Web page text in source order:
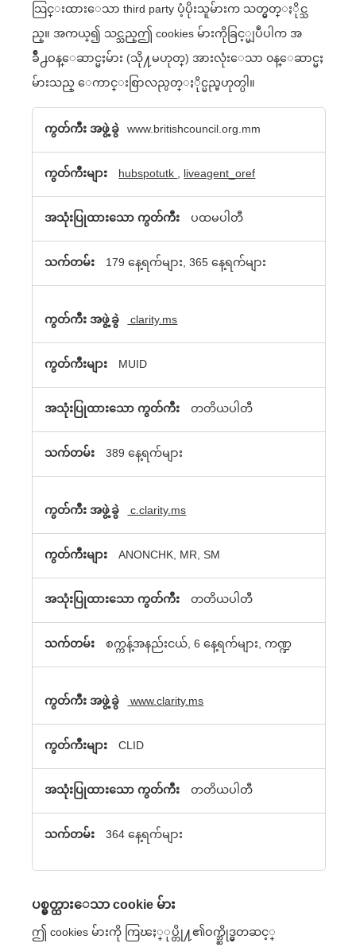
သြင္းထားေသာ third party ပံ့ပိုးသူမ်ားက သတ္မွတ္ႏိုင္သ
ည္။ အကယ္၍ သင္သည္ဤ cookies မ်ားကိုခြင့္မျပဳပါက အ
ခ်ိဳ႕ဝန္ေဆာင္မႈမ်ား (သို႔မဟုတ္) အားလုံးေသာ ၀န္ေဆာင္မႈ
မ်ားသည္ ေကာင္းစြာလည္ပတ္ႏိုင္မည္မဟုတ္ပါ။
တြ႕က်ေ
cookie
မ်ာ
www.britishcouncil.org.mm
hubspotutk liveagent_oref
ပထမပါတီ
179 နေ့ရက်များ, 365 နေ့ရက်များ
clarity.ms
MUID
တတိယပါတီ
389 နေ့ရက်များ
c.clarity.ms
ANONCHK, MR, SM
တတိယပါတီ
စက္ကန့်အနည်းငယ်, 6 နေ့ရက်များ, ကဏ္ဍ
www.clarity.ms
CLID
တတိယပါတီ
364 နေ့ရက်များ
ပစ္မွတ္ထား‌ေသာ cookie မ်ား
ဤ cookies မ်ားကို ကြၽႏ္ုပ္တို႔၏ဝက္ဘ္ဆိုဒ္မွတဆင့္